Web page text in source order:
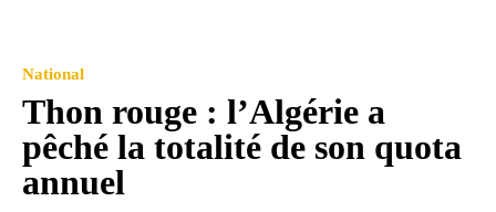
National
Thon rouge : l’Algérie a
pêché la totalité de son quota
annuel